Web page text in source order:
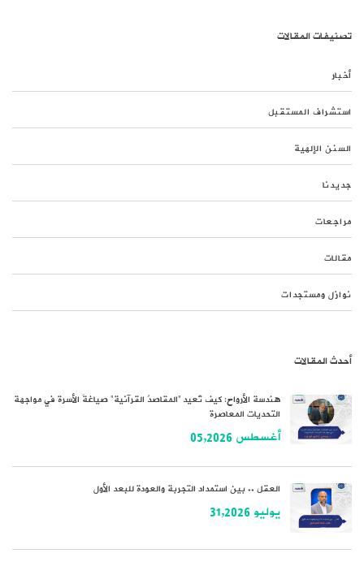
تصنيفات المقالات
أخبار
استشراف المستقبل
السنن الإلهية
جديدنا
مراجعات
مقالات
نوازل ومستجدات
أحدث المقالات
هندسة الأرواح: كيف تُعيد “المقاصدُ القرآنية” صياغةَ الأسرة في مواجهة
التحديات المعاصرة
أغسطس 05,2026
العقل .. بين استمداد التجربة والعودة للبعد الأول
يوليو 31,2026